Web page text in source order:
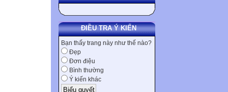
ĐIỀU TRA Ý KIẾN
Bạn thấy trang này như thế nào?
Đẹp
Đơn điệu
Bình thường
Ý kiến khác